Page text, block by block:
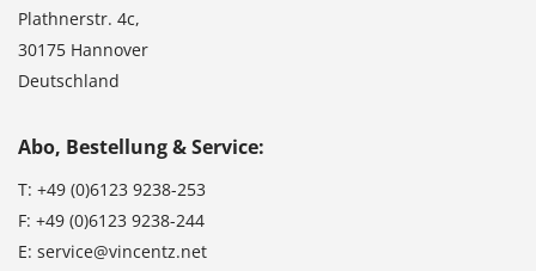
Plathnerstr. 4c,
30175 Hannover
Deutschland
Abo, Bestellung & Service:
T: +49 (0)6123 9238-253
F: +49 (0)6123 9238-244
E: service@vincentz.net